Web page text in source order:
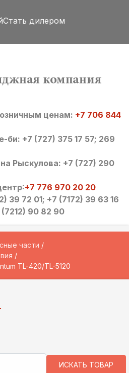
Стать дилером
ценам: +7 706 844
+7 (727) 375 17 57; 269
Рыскулова: +7 (727) 290
+7 776 970 20 20
39 72 01; +7 (7172) 39 63 16
90 82 90
части
TL-420/TL-5120